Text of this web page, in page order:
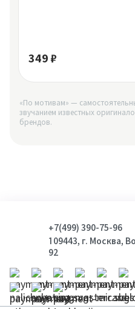
349 ₽
«По мотивам» —
звучанием известных
брендов.
+7(499) 390-75-96
109443, г. Москва,
92